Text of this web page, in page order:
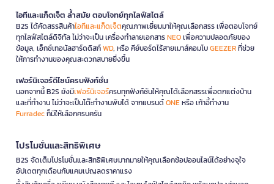
ไอทีและแก็ดเจ็ต ล้ำสมัย ตอบโจทย์ทุกไลฟ์สไตล์
B2S ได้คัดสรรสินค้าไอทีและแก็ดเจ็ตคุณภาพเยี่ยมมาให้คุณเลือกสรร เพื่อตอบโจทย์
ทุกไลฟ์สไตล์ดิจิทัล ไม่ว่าจะเป็น เครื่องทำลายเอกสารNEOเพื่อความปลอดภัยของ
ข้อมูล, เอ็กซ์เทอนัลฮาร์ดดิสก์WD, หรือ คีย์บอร์ดไร้สายเมาส์คอมโบGEEZERที่ช่วย
ให้การทำงานของคุณสะดวกสบายยิ่งขึ้น
เฟอร์นิเจอร์ดีไซน์ครบฟังก์ชั่น
นอกจากนี้ B2S ยังมีเฟอร์นิเจอร์ครบทุกฟังก์ชันให้คุณได้เลือกสรรเพื่อตกแต่งบ้าน
และที่ทำงาน ไม่ว่าจะเป็นโต๊ะทำงานพับได้ จากแบรนด์ONEหรือ เก้าอี้ทำงาน
Furradecก็มีให้เลือกครบครัน
โปรโมชั่นและสิทธิพิเศษ
B2S จัดเต็มโปรโมชั่นและสิทธิพิเศษมากมายให้คุณเลือกช้อปออนไลน์ได้อย่างจุใจ
อัปเดตทุกเดือนกับแคมเปญลดราคาแรง